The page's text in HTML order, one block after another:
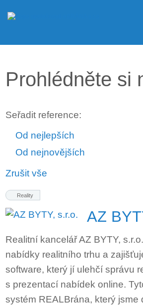
Prohlédněte si
Seřadit reference:
Od nejlepších
Od nejnovějších
Zrušit vše
Reality
AZ
Realitní kancelář AZ BYTY,
nabídky realitního trhu a
software, který jí ulehčí správu
s prezentací nabídek online.
systém REALBrána, který